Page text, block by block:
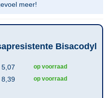
meer!
Bisacodyl
5,07 op voorraad
8,39 op voorraad